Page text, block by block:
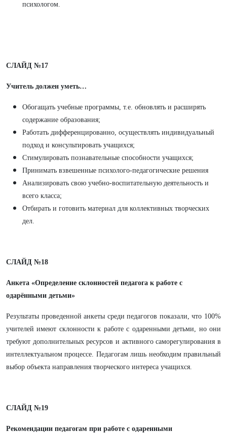
психологом.
СЛАЙД №17
Учитель должен уметь…
Обогащать учебные программы, т.е. обновлять и расширять
содержание образования;
Работать дифференцированно, осуществлять индивидуальный
подход и консультировать учащихся;
Стимулировать познавательные способности учащихся;
Принимать взвешенные психолого-педагогические решения
Анализировать свою учебно-воспитательную деятельность и
всего класса;
Отбирать и готовить материал для коллективных творческих
дел.
СЛАЙД №18
Анкета «Определение склонностей педагога к работе с
одарёнными детьми»
Результаты проведенной анкеты среди педагогов показали, что 100%
учителей имеют склонности к работе с одаренными детьми, но они
требуют дополнительных ресурсов и активного саморегулирования в
интеллектуальном процессе. Педагогам лишь необходим правильный
выбор объекта направления творческого интереса учащихся.
СЛАЙД №19
Рекомендации педагогам при работе с одаренными